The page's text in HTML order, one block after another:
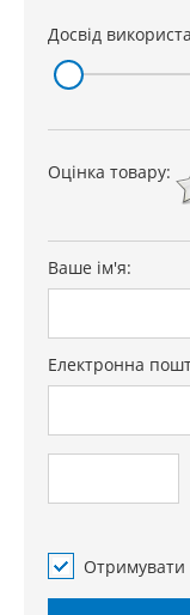
Досвід
Оцінка товару:
Ваше ім'я:
Електронна
Отримувати